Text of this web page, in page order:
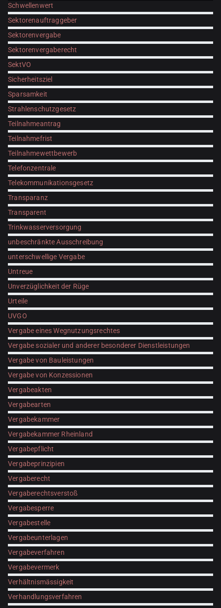
Schwellenwert
Sektorenauftraggeber
Sektorenvergabe
Sektorenvergaberecht
SektVO
Sicherheitsziel
Sparsamkeit
Strahlenschutzgesetz
Teilnahmeantrag
Teilnahmefrist
Teilnahmewettbewerb
Telefonzentrale
Telekommunikationsgesetz
Transparanz
Transparent
Trinkwasserversorgung
unbeschränkte Ausschreibung
unterschwellige Vergabe
Untreue
Unverzüglichkeit der Rüge
Urteile
UVGO
Vergabe eines Wegnutzungsrechtes
Vergabe sozialer und anderer besonderer Dienstleistungen
Vergabe von Bauleistungen
Vergabe von Konzessionen
Vergabeakten
Vergabearten
Vergabekammer
Vergabekammer Rheinland
Vergabepflicht
Vergabeprinzipien
Vergaberecht
Vergaberechtsverstoß
Vergabesperre
Vergabestelle
Vergabeunterlagen
Vergabeverfahren
Vergabevermerk
Verhältnismässigkeit
Verhandlungsverfahren